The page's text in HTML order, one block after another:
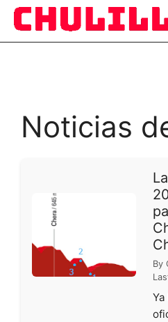
Saltar
contenido
Noticias
By